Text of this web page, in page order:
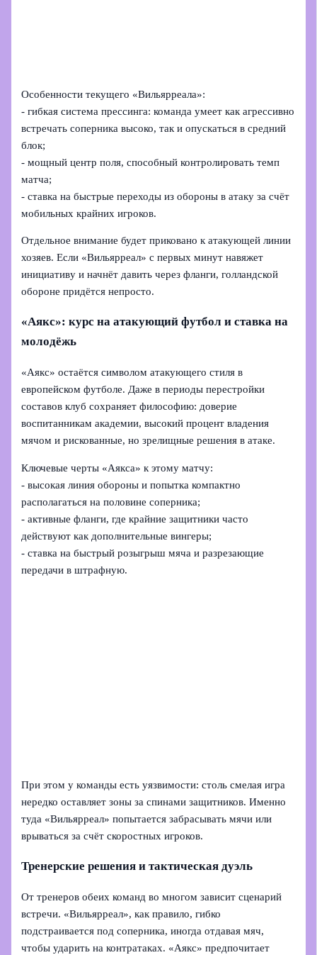
Особенности текущего «Вильярреала»:
- гибкая система прессинга: команда умеет как агрессивно
встречать соперника высоко, так и опускаться в средний
блок;
- мощный центр поля, способный контролировать темп
матча;
- ставка на быстрые переходы из обороны в атаку за счёт
мобильных крайних игроков.
Отдельное внимание будет приковано к атакующей линии
хозяев. Если «Вильярреал» с первых минут навяжет
инициативу и начнёт давить через фланги, голландской
обороне придётся непросто.
«Аякс»: курс на атакующий футбол и ставка на
молодёжь
«Аякс» остаётся символом атакующего стиля в
европейском футболе. Даже в периоды перестройки
составов клуб сохраняет философию: доверие
воспитанникам академии, высокий процент владения
мячом и рискованные, но зрелищные решения в атаке.
Ключевые черты «Аякса» к этому матчу:
- высокая линия обороны и попытка компактно
располагаться на половине соперника;
- активные фланги, где крайние защитники часто
действуют как дополнительные вингеры;
- ставка на быстрый розыгрыш мяча и разрезающие
передачи в штрафную.
При этом у команды есть уязвимости: столь смелая игра
нередко оставляет зоны за спинами защитников. Именно
туда «Вильярреал» попытается забрасывать мячи или
врываться за счёт скоростных игроков.
Тренерские решения и тактическая дуэль
От тренеров обеих команд во многом зависит сценарий
встречи. «Вильярреал», как правило, гибко
подстраивается под соперника, иногда отдавая мяч,
чтобы ударить на контратаках. «Аякс» предпочитает